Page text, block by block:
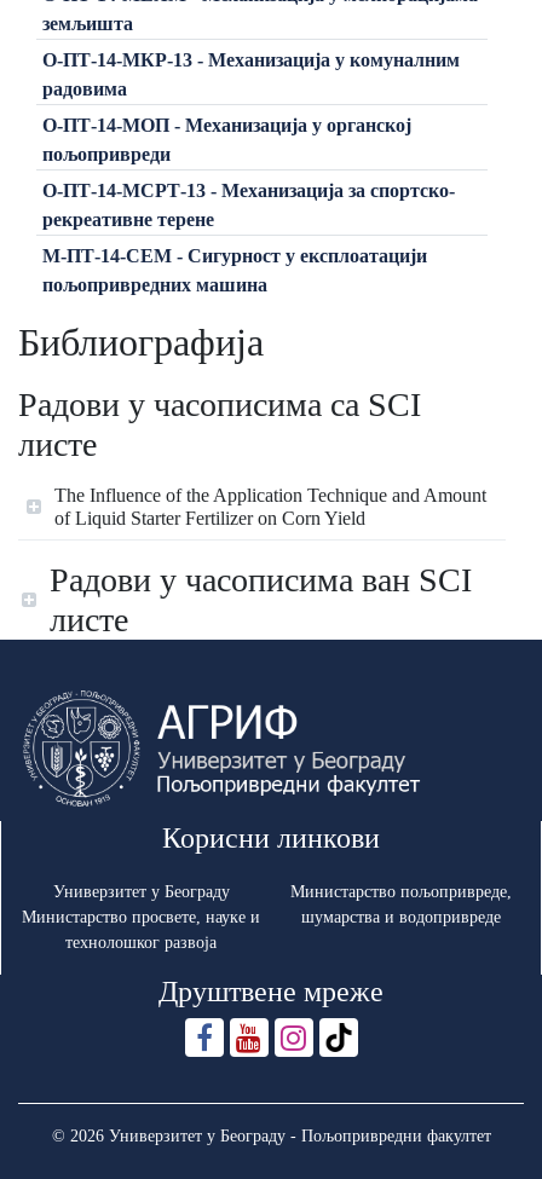
земљишта
О-ПТ-14-МКР-13 - Механизација у комуналним
радовима
О-ПТ-14-МОП - Механизација у органској
пољопривреди
О-ПТ-14-МСРТ-13 - Механизација за спортско-
рекреативне терене
М-ПТ-14-СЕМ - Сигурност у експлоатацији
пољопривредних машина
Библиографија
Радови у часописима са SCI
листе
The Influence of the Application Technique and Amount
of Liquid Starter Fertilizer on Corn Yield
Радови у часописима ван SCI
листе
Корисни линкови
Универзитет у Београду
Министарство просвете, науке и
технолошког развоја
Министарство пољопривреде,
шумарства и водопривреде
Друштвене мреже
© 2026 Универзитет у Београду - Пољопривредни факултет